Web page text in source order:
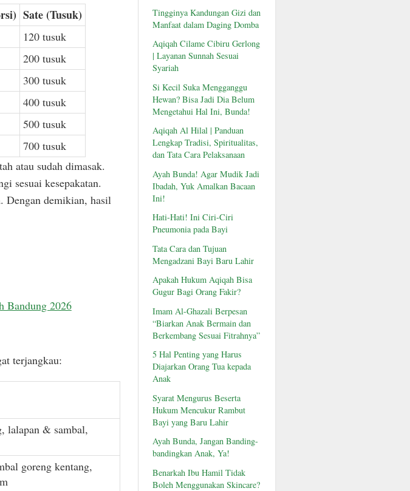
Sate (Tusuk)
120 tusuk
200 tusuk
300 tusuk
400 tusuk
500 tusuk
700 tusuk
atau sudah dimasak.
sesuai kesepakatan.
Dengan demikian, hasil
Bandung 2026
terjangkau:
lalapan & sambal,
goreng kentang,
Tingginya Kandungan Gizi dan
Manfaat dalam Daging Domba
Aqiqah Cilame Cibiru Gerlong
| Layanan Sunnah Sesuai
Syariah
Si Kecil Suka Mengganggu
Hewan? Bisa Jadi Dia Belum
Mengetahui Hal Ini, Bunda!
Aqiqah Al Hilal | Panduan
Lengkap Tradisi, Spiritualitas,
dan Tata Cara Pelaksanaan
Ayah Bunda! Agar Mudik Jadi
Ibadah, Yuk Amalkan Bacaan
Ini!
Hati-Hati! Ini Ciri-Ciri
Pneumonia pada Bayi
Tata Cara dan Tujuan
Mengadzani Bayi Baru Lahir
Apakah Hukum Aqiqah Bisa
Gugur Bagi Orang Fakir?
Imam Al-Ghazali Berpesan
“Biarkan Anak Bermain dan
Berkembang Sesuai Fitrahnya”
5 Hal Penting yang Harus
Diajarkan Orang Tua kepada
Anak
Syarat Mengurus Beserta
Hukum Mencukur Rambut
Bayi yang Baru Lahir
Ayah Bunda, Jangan Banding-
bandingkan Anak, Ya!
Benarkah Ibu Hamil Tidak
Boleh Menggunakan Skincare?